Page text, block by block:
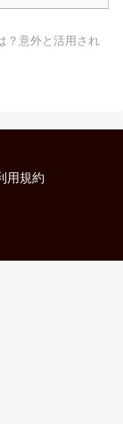
？意外と活用され
用規約